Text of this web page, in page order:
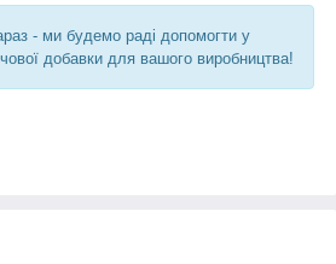
- ми будемо раді допомогти у
добавки для вашого виробництва!